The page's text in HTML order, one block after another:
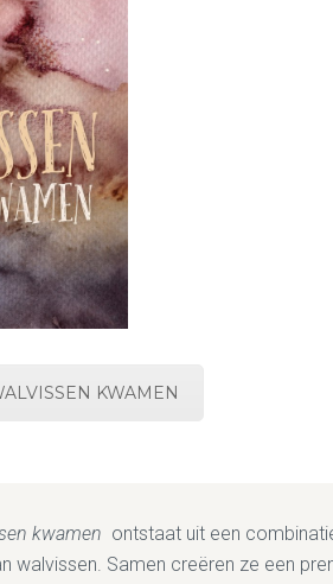
KWAMEN
kwamen ontstaat uit een
walvissen. Samen creëren ze een